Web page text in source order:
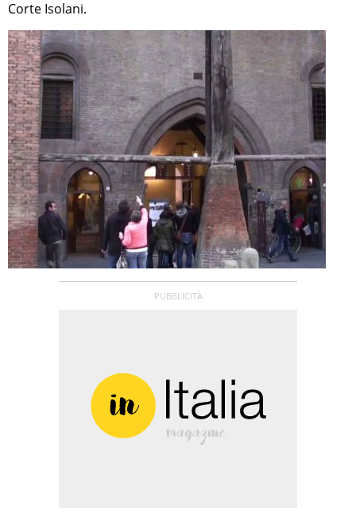
Corte Isolani.